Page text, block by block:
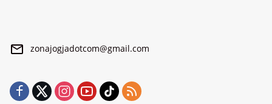
zonajogjadotcom@gmail.com